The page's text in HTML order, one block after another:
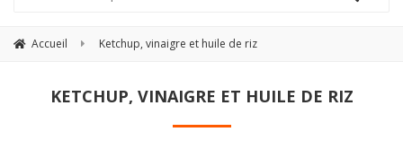
Accueil Ketchup, vinaigre et huile de riz
KETCHUP, VINAIGRE ET HUILE DE RIZ